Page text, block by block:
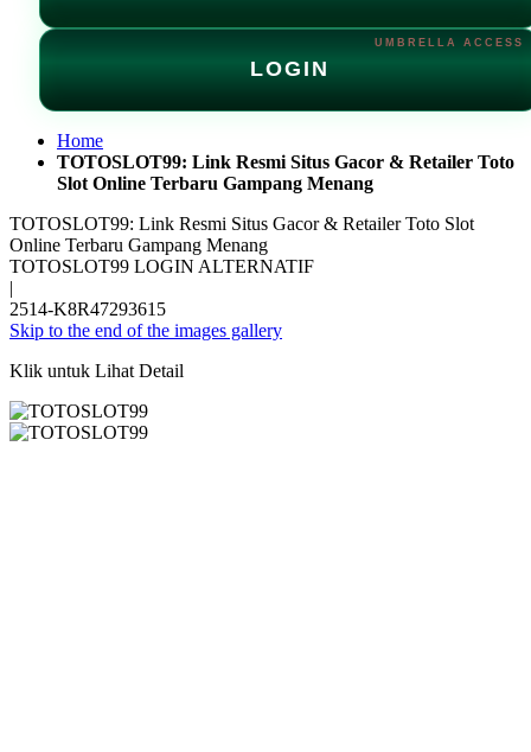
LOGIN
Home
TOTOSLOT99: Link Resmi Situs Gacor & Retailer Toto
Slot Online Terbaru Gampang Menang
TOTOSLOT99: Link Resmi Situs Gacor & Retailer Toto Slot
Online Terbaru Gampang Menang
TOTOSLOT99 LOGIN ALTERNATIF
|
2514-K8R47293615
Skip to the end of the images gallery
Klik untuk Lihat Detail